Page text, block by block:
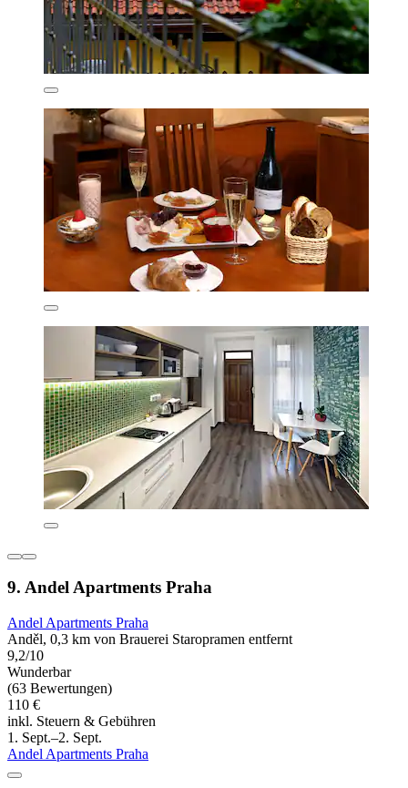
9. Andel Apartments Praha
Andel Apartments Praha
Anděl, 0,3 km von Brauerei Staropramen entfernt
9,2/10
Wunderbar
(63 Bewertungen)
110 €
inkl. Steuern & Gebühren
1. Sept.–2. Sept.
Andel Apartments Praha